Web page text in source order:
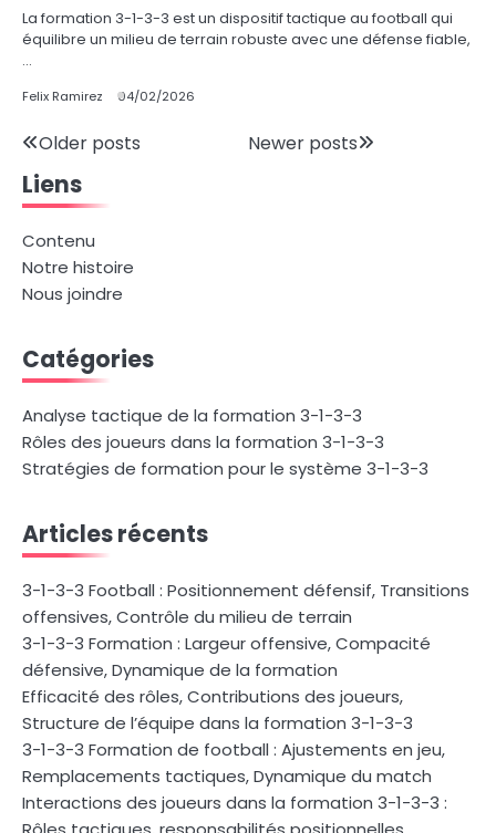
La formation 3-1-3-3 est un dispositif tactique au football qui
équilibre un milieu de terrain robuste avec une défense fiable,
…
Felix Ramirez 04/02/2026
Posts
navigation
Older posts Newer posts
Liens
Contenu
Notre histoire
Nous joindre
Catégories
Analyse tactique de la formation 3-1-3-3
Rôles des joueurs dans la formation 3-1-3-3
Stratégies de formation pour le système 3-1-3-3
Articles récents
3-1-3-3 Football : Positionnement défensif, Transitions
offensives, Contrôle du milieu de terrain
3-1-3-3 Formation : Largeur offensive, Compacité
défensive, Dynamique de la formation
Efficacité des rôles, Contributions des joueurs,
Structure de l’équipe dans la formation 3-1-3-3
3-1-3-3 Formation de football : Ajustements en jeu,
Remplacements tactiques, Dynamique du match
Interactions des joueurs dans la formation 3-1-3-3 :